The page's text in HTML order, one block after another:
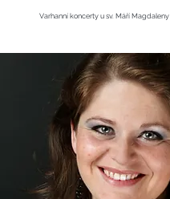
Varhanní koncerty u sv. Máří Magdaleny